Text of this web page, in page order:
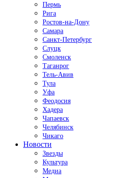
Пермь
Рига
Ростов-на-Дону
Самара
Санкт-Петербург
Слуцк
Смоленск
Таганрог
Тель-Авив
Тула
Уфа
Феодосия
Хадера
Чапаевск
Челябинск
Чикаго
Новости
Звезды
Культура
Медиа